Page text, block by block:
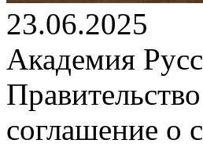
23.06.2025
Академия
соглашение о